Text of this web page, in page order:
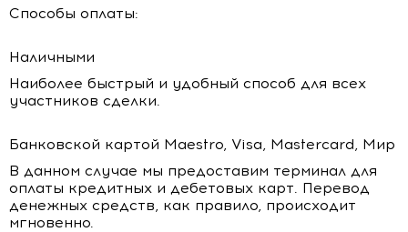
Способы оплаты:
Наличными
Наиболее быстрый и удобный способ для всех
участников сделки.
Банковской картой Maestro, Visa, Mastercard, Мир
В данном случае мы предоставим терминал для
оплаты кредитных и дебетовых карт. Перевод
денежных средств, как правило, происходит
мгновенно.